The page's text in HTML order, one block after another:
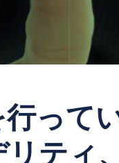
って
ティ、